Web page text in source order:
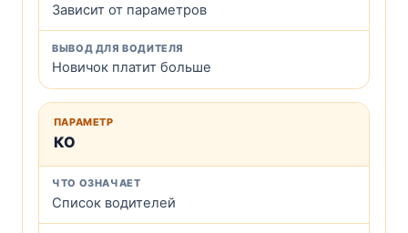
Зависит от параметров
Новичок платит больше
КО
Список водителей